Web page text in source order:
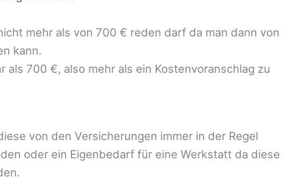
mehr als von 700 € reden darf da man dann von
kann.
700 €, also mehr als ein Kostenvoranschlag zu
von den Versicherungen immer in der Regel
oder ein Eigenbedarf für eine Werkstatt da diese